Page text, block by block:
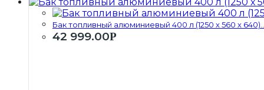
Бак топливный алюминиевый 400 л (1250 х 560 х
42 999.00Р